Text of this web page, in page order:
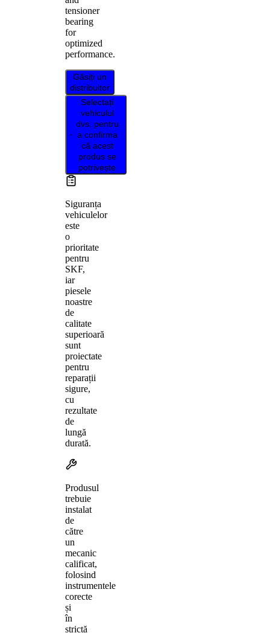
tensioner
bearing
for
optimized
performance.
Găsiți un
distribuitor
Selectați
vehiculul
dvs. pentru
a confirma
că acest
produs se
potrivește
Siguranța
vehiculelor
este
o
prioritate
pentru
SKF,
iar
piesele
noastre
de
calitate
superioară
sunt
proiectate
pentru
reparații
sigure,
cu
rezultate
de
lungă
durată.
Produsul
trebuie
instalat
de
către
un
mecanic
calificat,
folosind
instrumentele
corecte
și
în
strictă